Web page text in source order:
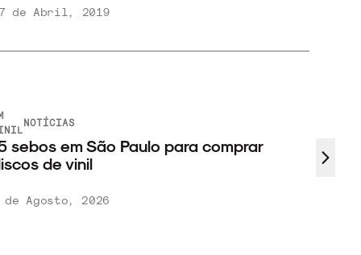
de Abril, 2019
NOTÍCIAS
sebos em São Paulo para comprar
de vinil
de Agosto, 2026